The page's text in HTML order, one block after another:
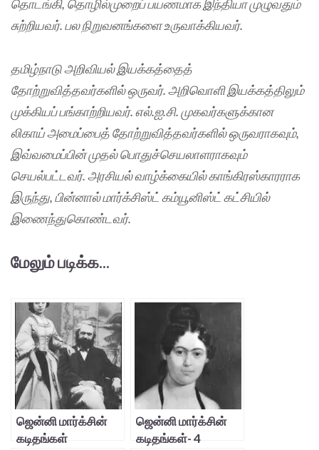
தொடங்கி, தொழில்முறைப் பயணமாக இந்தியா முழுவதும்
சுற்றியவர். பல நிறுவனங்களை உருவாக்கியவர்.
தமிழ்நாடு அறிவியல் இயக்கத்தைத்
தோற்றுவித்தவர்களில் ஒருவர். அறிவொளி இயக்கத்திலும்
முக்கியப் பங்காற்றியவர். எல்.ஐ.சி. முகவர்களுக்கான
லிகாய் அமைப்பைத் தோற்றுவித்தவர்களில் ஒருவராகவும்,
இவ்வமைப்பின் முதல் பொதுச்செயலாளராகவும்
செயல்பட்டவர். அரசியல் வாழ்க்கையில் காங்கிரஸ்காரராக
இருந்து, பின்னால் மார்க்சிஸ்ட் கம்யூனிஸ்ட் கட்சியில்
இணைந்துகொண்டவர்.
மேலும் படிக்க...
ஜென்னி மார்க்சின்
கடிதங்கள்
ஜென்னி மார்க்சின்
கடிதங்கள்- 4